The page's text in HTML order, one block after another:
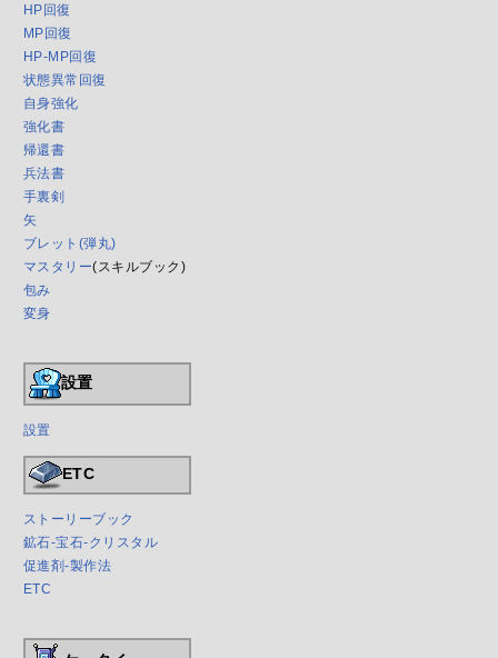
HP回復
MP回復
HP-MP回復
状態異常回復
自身強化
強化書
帰還書
兵法書
手裏剣
矢
ブレット(弾丸)
マスタリー(スキルブック)
包み
変身
設置
設置
ETC
ストーリーブック
鉱石-宝石-クリスタル
促進剤-製作法
ETC